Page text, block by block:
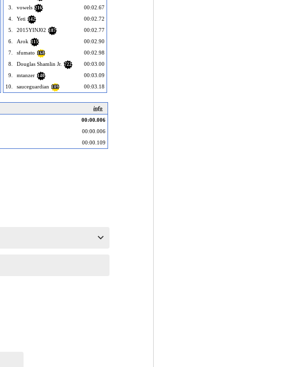
3.
vowels 216
00:02.67
4.
Yeti 142
00:02.72
5.
2015YINJ02 187
00:02.77
6.
Arok 115
00:02.90
7.
sfumato 168
00:02.98
8.
Douglas Shamlin Jr. 722
00:03.00
9.
mtanzer 140
00:03.09
10.
sauceguardian 109 00:03.18
info
00:00.006
00:00.006
00:00.109